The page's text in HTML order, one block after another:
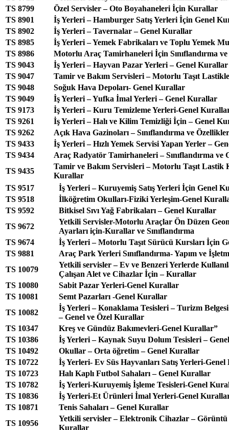
TS 8799
Özel Servisler – Oto Boyahaneleri İçin Kurallar
TS 8901
İş Yerleri – Hamburger Satış Yerleri İçin Genel
TS 8902
İş Yerleri – Tavernalar – Genel Kurallar
TS 8985
İş Yerleri – Yemek Fabrikaları ve Toplu Yemek
TS 8986
Motorlu Araç Tamirhaneleri İçin Sınıflandırma
TS 9043
İş Yerleri – Hayvan Pazar Yerleri – Genel Kurallar
TS 9047
Tamir ve Bakım Servisleri – Motorlu Taşıt
TS 9048
Soğuk Hava Depoları- Genel Kurallar
TS 9049
İş Yerleri – Yufka İmal Yerleri – Genel Kurallar
TS 9173
İş Yerleri – Kuru Temizleme Yerleri-Genel
TS 9261
İş Yerleri – Halı ve Kilim Temizliği İçin – Genel
TS 9262
Açık Hava Gazinoları – Sınıflandırma ve Özellikler
TS 9433
İş Yerleri – Hızlı Yemek Servisi Yapan Yerler –
TS 9434
Araç Radyatör Tamirhaneleri – Sınıflandırma ve
TS 9435
Tamir ve Bakım Servisleri – Motorlu Taşıt Lastik
Kurallar
TS 9517
İş Yerleri – Kuruyemiş Satış Yerleri İçin Genel
TS 9518
İlköğretim Okulları-Fiziki Yerleşim-Genel
TS 9592
Bitkisel Sıvı Yağ Fabrikaları – Genel Kurallar
TS 9672
Yetkili Servisler-Motorlu Araçlar Ön Düzen
Ayarları için-Kurallar ve Sınıflandırma
TS 9674
İş Yerleri – Motorlu Taşıt Sürücü Kursları İçin
TS 9881
Araç Park Yerleri Sınıflandırma- Yapım ve
TS 10079
Yetkili servisler – Ev ve Benzeri Yerlerde
Çalışan Alet ve Cihazlar İçin – Kurallar
TS 10080
Sabit Pazar Yerleri-Genel Kurallar
TS 10081
Semt Pazarları -Genel Kurallar
TS 10082
İş Yerleri – Konaklama Tesisleri – Turizm
– Genel ve Özel Kurallar
TS 10347
Kreş ve Gündüz Bakımevleri-Genel Kurallar”
TS 10386
İş Yerleri – Kaynak Suyu Dolum Tesisleri –
TS 10492
Okullar – Orta öğretim – Genel Kurallar
TS 10722
İş Yerleri- Ev Süs Hayvanları Satış Yerleri-
TS 10723
Halı Kaplı Futbol Sahaları – Genel Kurallar
TS 10782
İş Yerleri-Kuruyemiş İşleme Tesisleri-Genel
TS 10836
İş Yerleri-Et Ürünleri İmal Yerleri-Genel
TS 10871
Tenis Sahaları – Genel Kurallar
TS 10956
Yetkili servisler – Elektronik Cihazlar – Görüntü
Kurallar